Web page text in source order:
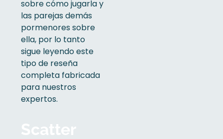
sobre cómo jugarla y
las parejas demás
pormenores sobre
ella, por lo tanto
sigue leyendo este
tipo de reseña
completa fabricada
para nuestros
expertos.
Scatter